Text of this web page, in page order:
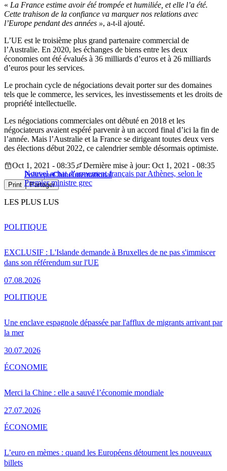
« La France estime avoir été trompée et humiliée, et elle l’a été.
Cette trahison de la confiance va marquer nos relations avec
l’Europe pendant des années », a-t-il ajouté.
L’UE est le troisième plus grand partenaire commercial de
l’Australie. En 2020, les échanges de biens entre les deux
économies ont été évalués à 36 milliards d’euros et à 26 milliards
d’euros pour les services.
Le prochain cycle de négociations devait porter sur des domaines
tels que le commerce, les services, les investissements et les droits de
propriété intellectuelle.
Les négociations commerciales ont débuté en 2018 et les
négociateurs avaient espéré parvenir à un accord final d’ici la fin de
l’année. Mais l’Australie et la France se dirigeant toutes deux vers
des élections début 2022, ce calendrier semble désormais optimiste.
Nouvel achat d’armement français par Athènes, selon le
Premier ministre grec
Oct 1, 2021 - 08:35
Dernière mise à jour: Oct 1, 2021 - 08:35
PolitiqueChineInternational
Print Partager
LES PLUS LUS
EXCLUSIF : L'Islande demande à Bruxelles de ne pas s'immiscer
dans son référendum sur l'UE
07.08.2026
POLITIQUE
Une enclave espagnole dépassée par l'afflux de migrants arrivant par
la mer
30.07.2026
POLITIQUE
Merci la Chine : elle a sauvé l’économie mondiale
27.07.2026
ÉCONOMIE
L’euro en mèmes : quand les Européens détournent les nouveaux
billets
ÉCONOMIE